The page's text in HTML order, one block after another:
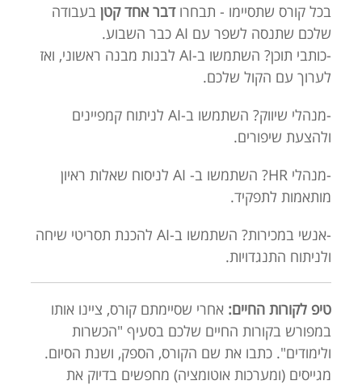
בכל קורס שתסיימו - תבחרודבר אחד קטן בעבודה
שלכם שתנסה לשפר עם AI כבר השבוע.
-כותבי תוכן? השתמשו ב-AI לבנות מבנה ראשוני, ואז
לערוך עם הקול שלכם.
-מנהלי שיווק? השתמשו ב-AI לניתוח קמפיינים
ולהצעת שיפורים.
-מנהלי HR? השתמשו ב- AI לניסוח שאלות ראיון
מותאמות לתפקיד.
-אנשי במכירות? השתמשו ב-AI להכנת תסריטי שיחה
ולניתוח התנגדויות.
טיפ לקורות החיים: אחרי שסיימתם קורס, ציינו אותו
במפורש בקורות החיים שלכם בסעיף "הכשרות
ולימודים". כתבו את שם הקורס, הספק, ושנת הסיום.
מגייסים (ומערכות אוטומציה) מחפשים בדיוק את